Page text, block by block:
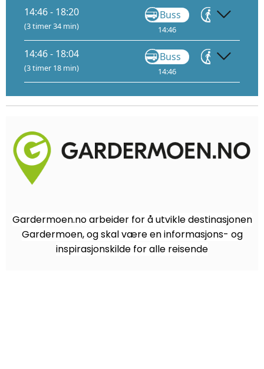
14:46 - 18:20
(3 timer 34 min)
Buss
14:46
Gå
14:46 - 18:04
(3 timer 18 min)
Buss
14:46
Gå
Gardermoen.no arbeider for å utvikle destinasjonen
Gardermoen, og skal være en informasjons- og
inspirasjonskilde for alle reisende